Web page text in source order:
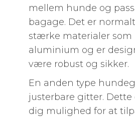
mellem hunde og
bagage. Det er
stærke materialer som
aluminium og er
være robust og sikker.
En anden type
justerbare gitter.
dig mulighed for at